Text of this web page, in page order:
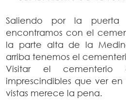
Saliendo por la puerta
encontramos con el
la parte alta de la
arriba tenemos el
Visitar el
imprescindibles que ver en
vistas merece la pena.